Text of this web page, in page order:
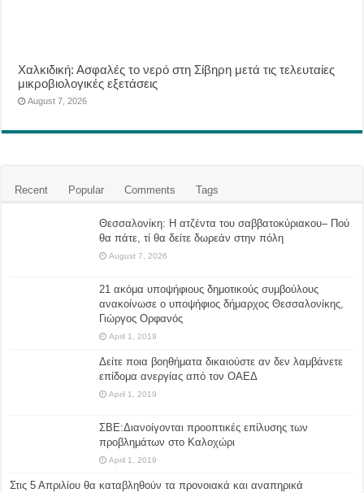
Χαλκιδική: Ασφαλές το νερό στη Σίβηρη μετά τις τελευταίες
μικροβιολογικές εξετάσεις
August 7, 2026
Recent Popular Comments Tags
Θεσσαλονίκη: Η ατζέντα του σαββατοκύριακου– Πού
θα πάτε, τί θα δείτε δωρεάν στην πόλη
August 7, 2026
21 ακόμα υποψήφιους δημοτικούς συμβούλους
ανακοίνωσε ο υποψήφιος δήμαρχος Θεσσαλονίκης,
Γιώργος Ορφανός
April 1, 2019
Δείτε ποια βοηθήματα δικαιούστε αν δεν λαμβάνετε
επίδομα ανεργίας από τον ΟΑΕΔ
April 1, 2019
ΣΒΕ:Διανοίγονται προοπτικές επίλυσης των
προβλημάτων στο Καλοχώρι
April 1, 2019
Στις 5 Απριλίου θα καταβληθούν τα προνοιακά και αναπηρικά